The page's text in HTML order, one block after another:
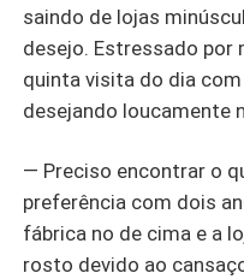
saindo de lojas
desejo. Estressado por
quinta visita do dia
desejando loucamente
— Preciso encontrar o
preferência com dois
fábrica no de cima e a
rosto devido ao